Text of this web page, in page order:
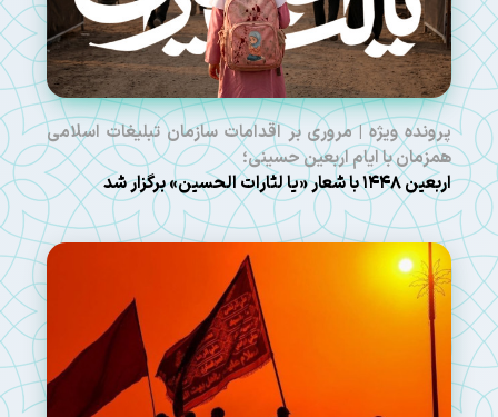
پرونده ویژه | مروری بر اقدامات سازمان تبلیغات اسلامی
همزمان با ایام اربعین حسینی؛
اربعین ۱۴۴۸ با شعار «یا لثارات الحسین» برگزار شد